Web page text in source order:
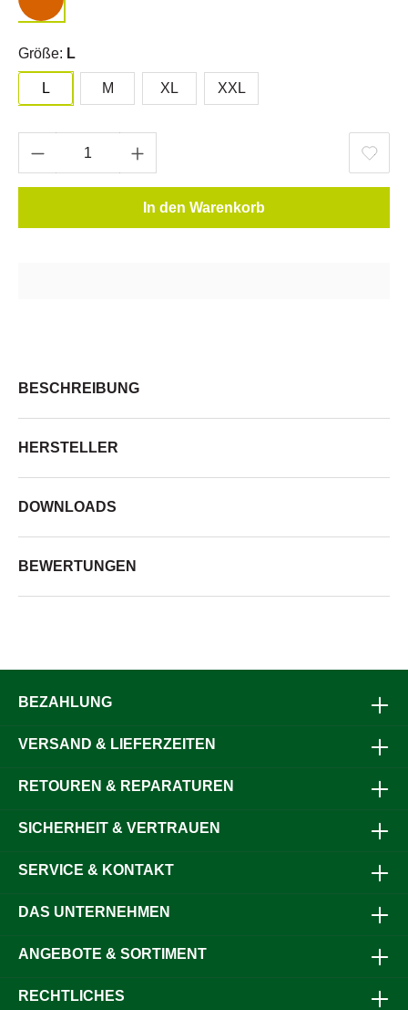
Größe: L
L M XL XXL
In den Warenkorb
BESCHREIBUNG
HERSTELLER
DOWNLOADS
BEWERTUNGEN
BEZAHLUNG
VERSAND & LIEFERZEITEN
RETOUREN & REPARATUREN
SICHERHEIT & VERTRAUEN
SERVICE & KONTAKT
DAS UNTERNEHMEN
ANGEBOTE & SORTIMENT
RECHTLICHES